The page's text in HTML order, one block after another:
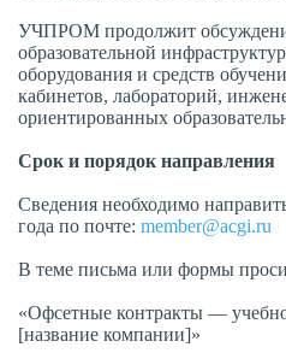
УЧПРОМ продолжит
образовательной
оборудования и средств
кабинетов, лабораторий,
ориентированных
Срок и порядок направления
Сведения необходимо
года по почте: member@acgi.ru
В теме письма или формы
«Офсетные контракты —
[название компании]»